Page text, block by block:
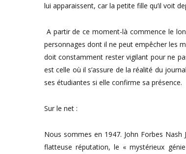
lui apparaissent, car la petite fille qu’il voit
A partir de ce moment-là commence le
personnages dont il ne peut empêcher les
doit constamment rester vigilant pour ne
est celle où il s’assure de la réalité du
ses étudiantes si elle confirme sa présence.
Sur le net :
Nous sommes en 1947. John Forbes Nash
flatteuse réputation, le « mystérieux